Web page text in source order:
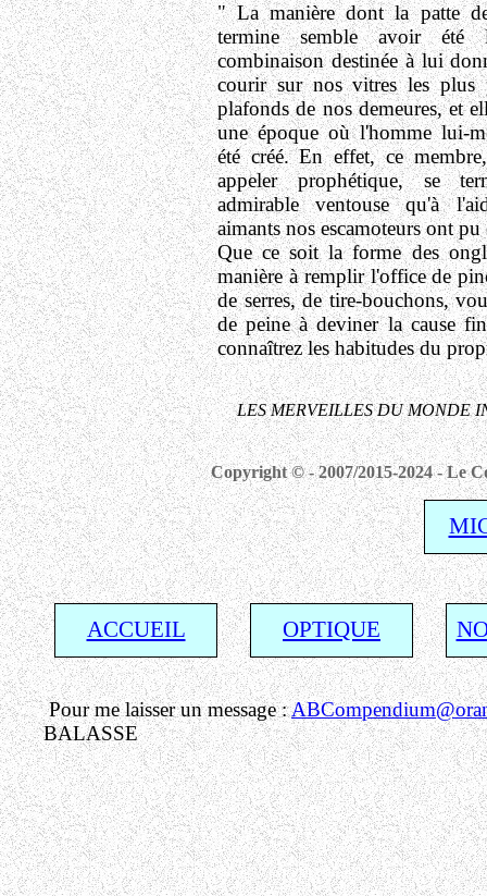
" La manière dont la patte
termine semble avoir
combinaison destinée à lui
courir sur nos vitres les plus
plafonds de nos demeures, et
une époque où l'homme lui-
été créé. En effet, ce
appeler prophétique, se
admirable ventouse qu'à
aimants nos escamoteurs ont
Que ce soit la forme des
manière à remplir l'office de
de serres, de tire-bouchons,
de peine à deviner la cause
connaîtrez les habitudes du
LES MERVEILLES DU MONDE
Copyright © - 2007/2015-2024 - Le
ACCUEIL OPTIQUE
Pour me laisser un message :
BALASSE